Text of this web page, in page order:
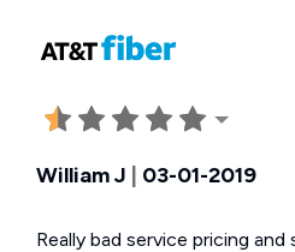
William J 03-01-2019
Really bad service pricing and